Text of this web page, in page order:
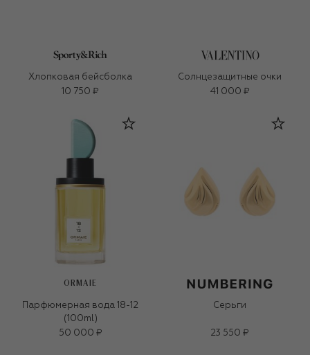
Хлопковая бейсболка
10 750 ₽
Солнцезащитные очки
41 000 ₽
ORMAIE
Парфюмерная вода 18-12
(100ml)
50 000 ₽
Серьги
23 550 ₽